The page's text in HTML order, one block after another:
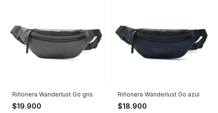
Riñonera Wanderlust Go gris
$19.900
Riñonera Wanderlust Go azul
$18.900